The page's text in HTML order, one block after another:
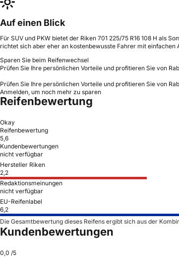
Auf einen Blick
Für SUV und PKW bietet der Riken 701 225/75 R16 108 H als
richtet sich aber eher an kostenbewusste Fahrer mit einfachen
Sparen Sie beim Reifenwechsel
Prüfen Sie Ihre persönlichen Vorteile und profitieren Sie von
Prüfen Sie Ihre persönlichen Vorteile und profitieren Sie von
Anmelden, um noch mehr zu sparen
Reifenbewertung
Okay
Reifenbewertung
5,6
Kundenbewertungen
nicht verfügbar
Hersteller Riken
2,2
Redaktionsmeinungen
nicht verfügbar
EU-Reifenlabel
6,2
Die Gesamtbewertung dieses Reifens ergibt sich aus der
Kundenbewertungen
0,0 /5